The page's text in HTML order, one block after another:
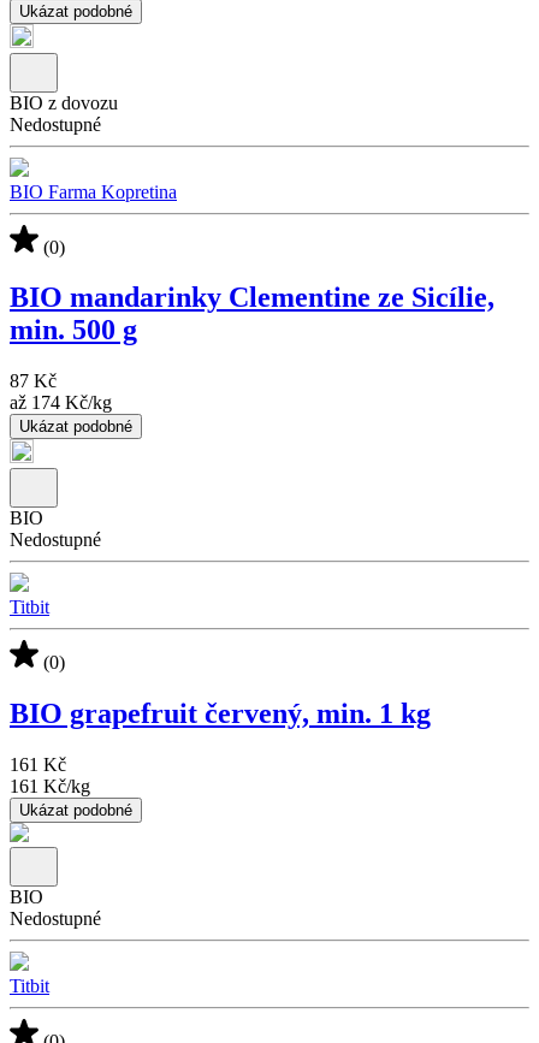
Ukázat podobné
BIO z dovozu
Nedostupné
BIO Farma Kopretina
(0)
BIO mandarinky Clementine ze Sicílie,
min. 500 g
87 Kč
až 174 Kč/kg
Ukázat podobné
BIO
Nedostupné
Titbit
(0)
BIO grapefruit červený, min. 1 kg
161 Kč
161 Kč/kg
Ukázat podobné
BIO
Nedostupné
Titbit